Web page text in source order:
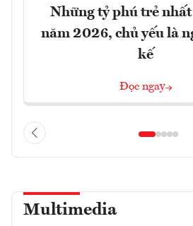
Những tỷ phú trẻ
năm 2026, chủ yếu là
kế
Đọc ngay
Multimedia